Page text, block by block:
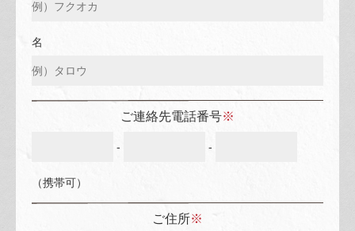
名
ご連絡先電話番号※
- -
（携帯可）
ご住所※